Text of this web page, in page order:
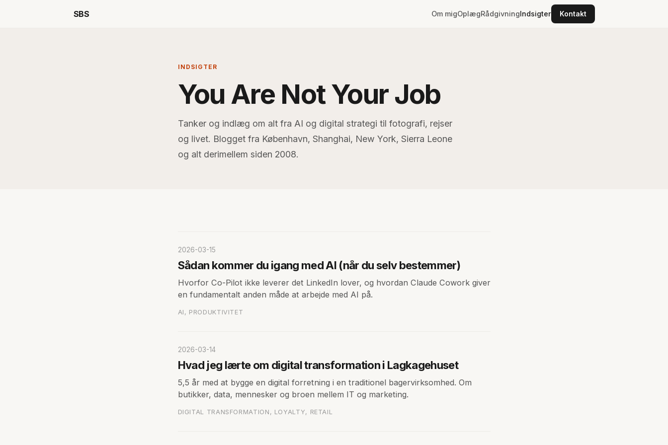
SBS Om migOplægRådgivningIndsigter Kontakt
INDSIGTER
You Are Not Your Job
Tanker og indlæg om alt fra AI og digital strategi til fotografi, rejser
og livet. Blogget fra København, Shanghai, New York, Sierra Leone
og alt derimellem siden 2008.
2026-03-15
Sådan kommer du igang med AI (når du selv bestemmer)
Hvorfor Co-Pilot ikke leverer det LinkedIn lover, og hvordan Claude Cowork giver
en fundamentalt anden måde at arbejde med AI på.
AI, PRODUKTIVITET
2026-03-14
Hvad jeg lærte om digital transformation i Lagkagehuset
5,5 år med at bygge en digital forretning i en traditionel bagervirksomhed. Om
butikker, data, mennesker og broen mellem IT og marketing.
DIGITAL TRANSFORMATION, LOYALTY, RETAIL